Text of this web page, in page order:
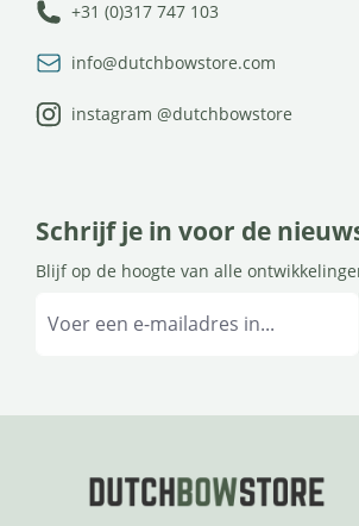
+31 (0)317 747 103
info@dutchbowstore.com
instagram @dutchbowstore
Schrijf je in voor de
Blijf op de hoogte van alle